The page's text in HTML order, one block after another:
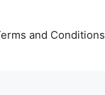
and Conditions